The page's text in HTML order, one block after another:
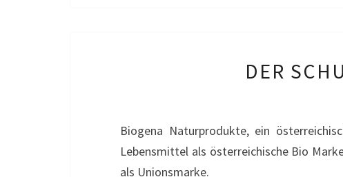
DER
Biogena Naturprodukte, ein
Lebensmittel als österreichische Bio
als Unionsmarke.